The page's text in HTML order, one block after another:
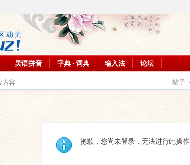
吴语拼音 字典 · 词典 输入法 论坛
帖子
抱歉，您尚未登录，无法进行此操作